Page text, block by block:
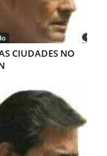
CIUDADES NO